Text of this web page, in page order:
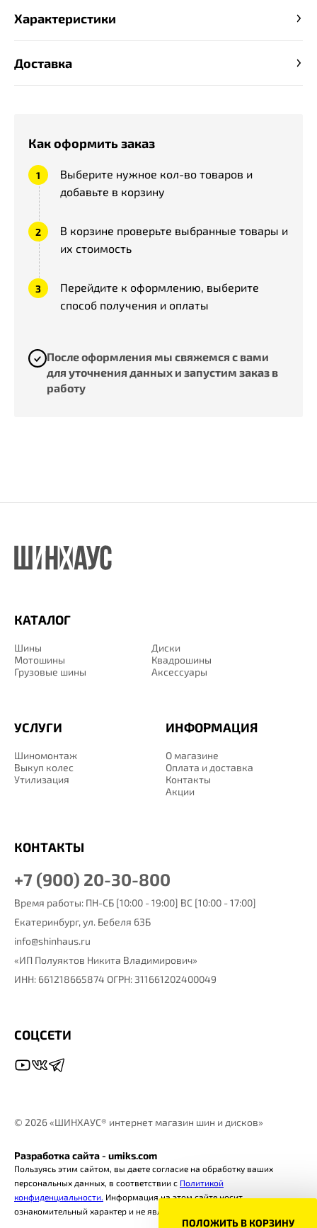
ПОЛОЖИТЬ В КОРЗИНУ
Как оформить заказ
Выберите нужное кол-во товаров и
добавьте в корзину
В корзине проверьте выбранные товары и
их стоимость
Перейдите к оформлению, выберите
способ получения и оплаты
После оформления мы свяжемся с вами
для уточнения данных и запустим заказ в
работу
Характеристики
Доставка
© 2026 «ШИНХАУС® интернет магазин шин и дисков»
КАТАЛОГ
Шины
Диски
Мотошины
Квадрошины
Грузовые шины
Аксессуары
ИНФОРМАЦИЯ
О магазине
Оплата и доставка
Контакты
Акции
УСЛУГИ
Шиномонтаж
Выкуп колес
Утилизация
КОНТАКТЫ
+7 (900) 20-30-800
Время работы: ПН-СБ [10:00 - 19:00] ВС [10:00 - 17:00]
Екатеринбург, ул. Бебеля 63Б
info@shinhaus.ru
«ИП Полуяктов Никита Владимирович»
ИНН: 661218665874 ОГРН: 311661202400049
СОЦСЕТИ
Разработка сайта - umiks.com
Пользуясь этим сайтом, вы даете согласие на обработку ваших
персональных данных, в соответствии с Политикой
конфиденциальности. Информация на этом сайте носит
ознакомительный характер и не является офертой.